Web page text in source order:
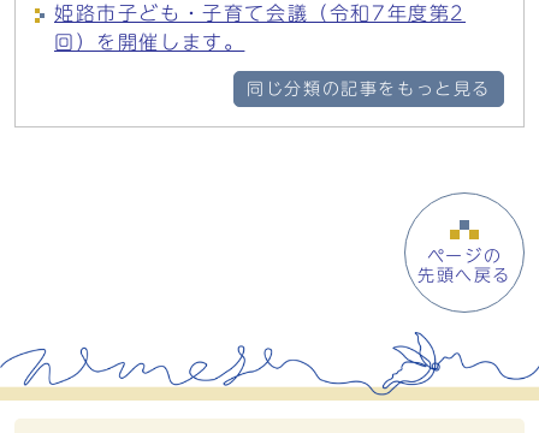
姫路市子ども・子育て会議（令和7年度第2
回）を開催します。
同じ分類の記事をもっと見る
ページの
先頭へ戻る